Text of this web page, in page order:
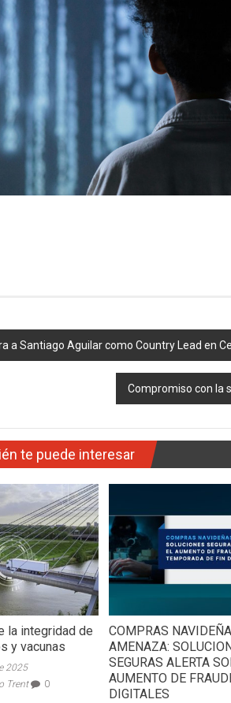
a Santiago Aguilar como Country Lead en
Compromiso con la
te puede interesar
la integridad de
y vacunas
2025
Trent
0
COMPRAS
AMENAZA:
SEGURAS ALERTA
AUMENTO DE
DIGITALES